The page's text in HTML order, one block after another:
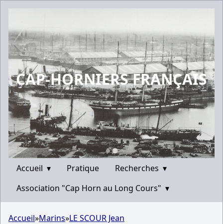
CAP-HORNIERS FRANÇAIS
Accueil ▾ Pratique Recherches ▾
Association "Cap Horn au Long Cours" ▾
Accueil»Marins»LE SCOUR Jean